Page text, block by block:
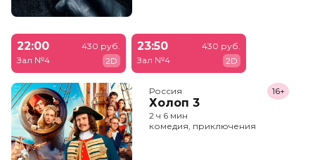
22:00
Зал №4
430 руб.
2D
23:50
Зал №4
430 руб.
2D
Россия
Холоп 3
16+
2 ч 6 мин
комедия, приключения